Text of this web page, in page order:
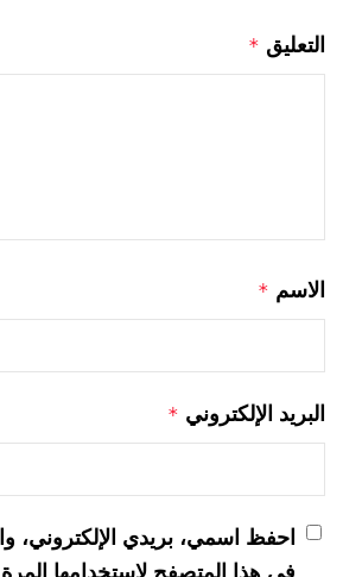
التعليق *
الاسم *
البريد الإلكتروني *
احفظ اسمي، بريدي الإلكتروني،